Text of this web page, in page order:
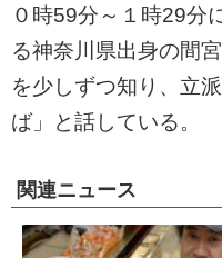
０時59分～１時29分
る神奈川県出身の間
を少しずつ知り、立
ば」と話している。
関連ニュース